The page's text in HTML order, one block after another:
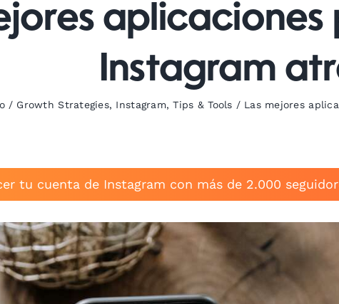
Instagram
/ Growth Strategies, Instagram,Tips & Tools / Las mejores
tu cuenta de Instagram con más de 2.000